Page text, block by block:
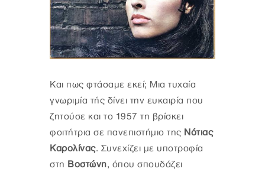
Και πως φτάσαμε εκεί; Μια τυχαία
γνωριμία τής δίνει την ευκαιρία που
ζητούσε και το 1957 τη βρίσκει
φοιτήτρια σε πανεπιστήμιο της Νότιας
Καρολίνας. Συνεχίζει με υποτροφία
στη Βοστώνη, όπου σπουδάζει